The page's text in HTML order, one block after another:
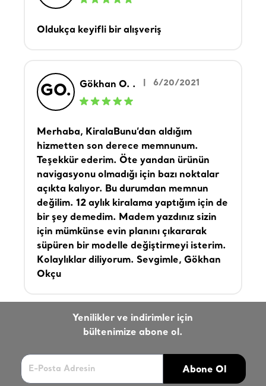
Oldukça keyifli bir alışveriş
GO. Gökhan O. . 6/20/2021
Merhaba, KiralaBunu’dan aldığım
hizmetten son derece memnunum.
Teşekkür ederim. Öte yandan ürünün
navigasyonu olmadığı için bazı noktalar
açıkta kalıyor. Bu durumdan memnun
değilim. 12 aylık kiralama yaptığım için de
bir şey demedim. Madem yazdınız sizin
için mümkünse evin planını çıkararak
süpüren bir modelle değiştirmeyi isterim.
Kolaylıklar diliyorum. Sevgimle, Gökhan
Okçu
Yenilikler ve indirimler için
bültenimize abone ol.
Abone Ol